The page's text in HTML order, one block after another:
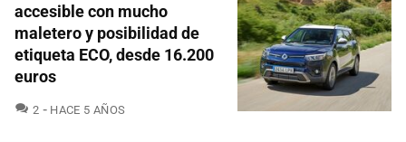
accesible con mucho
maletero y posibilidad de
etiqueta ECO, desde 16.200
euros
2 COMENTARIOS
HACE 5 AÑOS